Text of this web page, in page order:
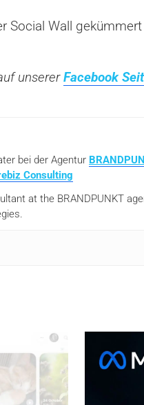
Social Wall gekümmert
unsererFacebook
bei der Agentur
Consulting
at the BRANDPUNKT